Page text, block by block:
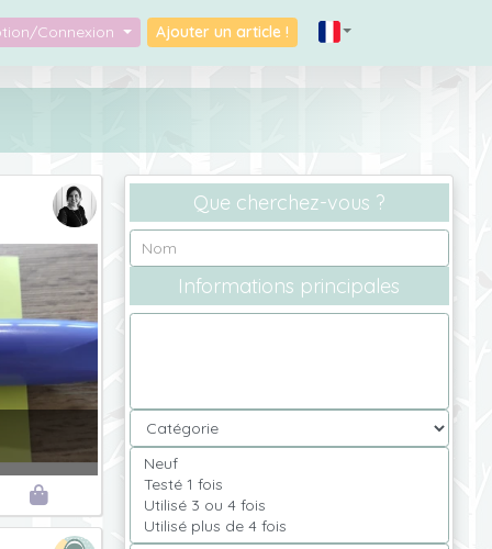
Connexion Ajouter un article !
Que cherchez-vous ?
Informations principales
